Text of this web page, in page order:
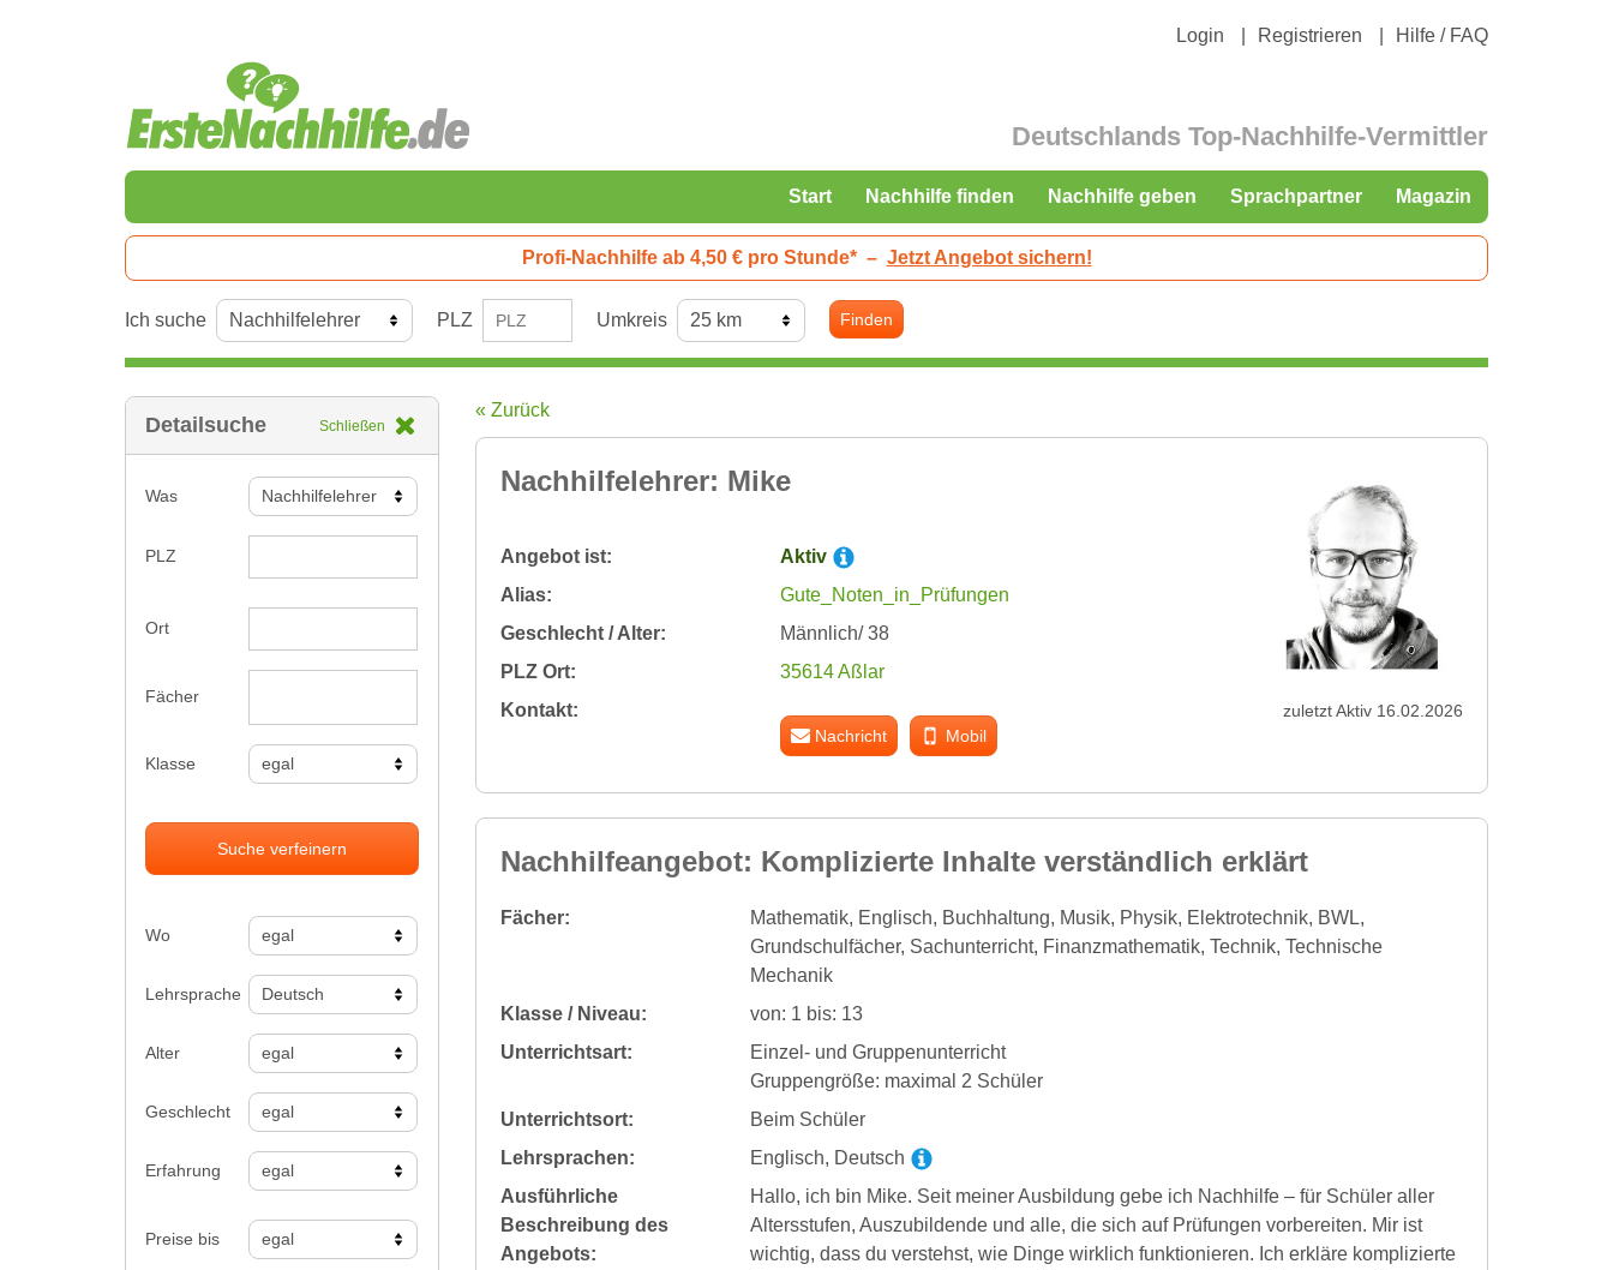
Login Registrieren Hilfe / FAQ
Deutschlands Top-Nachhilfe-Vermittler
Start Nachhilfe finden Nachhilfe geben Sprachpartner Magazin
Profi-Nachhilfe ab 4,50 € pro Stunde* – Jetzt Angebot sichern!
Ich suche PLZ Umkreis Finden
Detailsuche Schließen
Was
PLZ
Ort
Fächer
Klasse
Suche verfeinern
Wo
Lehrsprache
Alter
Geschlecht
Erfahrung
Preise bis
« Zurück
Nachhilfelehrer: Mike
Angebot ist:
Aktiv
Alias:
Gute_Noten_in_Prüfungen
Geschlecht / Alter:
Männlich/ 38
PLZ Ort:
35614 Aßlar
Kontakt:
Nachricht Mobil
zuletzt Aktiv 16.02.2026
Nachhilfeangebot: Komplizierte Inhalte verständlich erklärt
Fächer:
Mathematik, Englisch, Buchhaltung, Musik, Physik, Elektrotechnik, BWL,
Grundschulfächer, Sachunterricht, Finanzmathematik, Technik, Technische
Mechanik
Klasse / Niveau:
von: 1 bis: 13
Unterrichtsart:
Einzel- und Gruppenunterricht
Gruppengröße: maximal 2 Schüler
Unterrichtsort:
Beim Schüler
Lehrsprachen:
Englisch, Deutsch
Ausführliche
Beschreibung des
Angebots:
Hallo, ich bin Mike. Seit meiner Ausbildung gebe ich Nachhilfe – für Schüler aller
Altersstufen, Auszubildende und alle, die sich auf Prüfungen vorbereiten. Mir ist
wichtig, dass du verstehst, wie Dinge wirklich funktionieren. Ich erkläre komplizierte